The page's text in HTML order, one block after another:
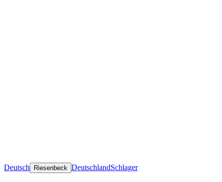
Deutsch Riesenbeck DeutschlandSchlager